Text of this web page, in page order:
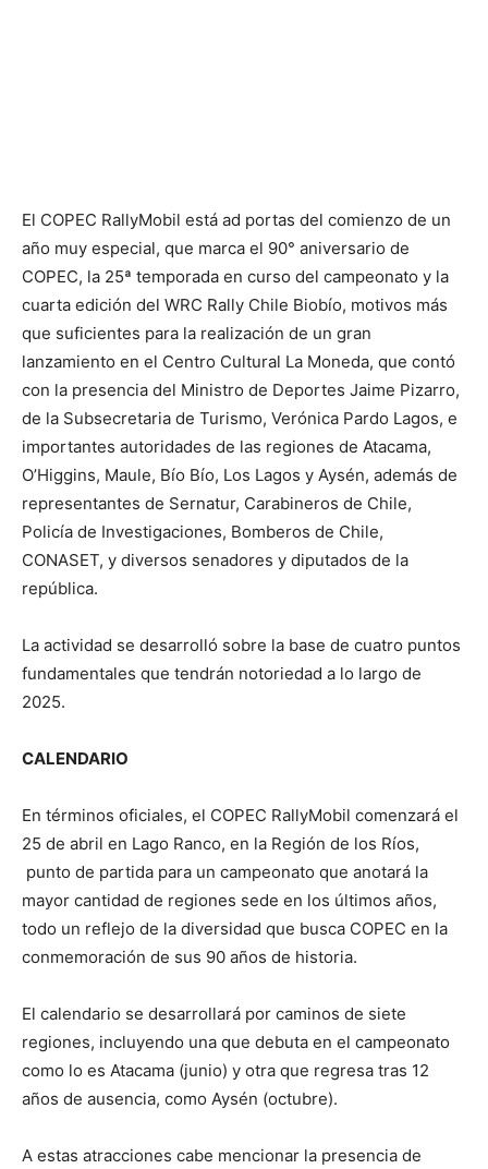
El COPEC RallyMobil está ad portas del comienzo de un
año muy especial, que marca el 90° aniversario de
COPEC, la 25ª temporada en curso del campeonato y la
cuarta edición del WRC Rally Chile Biobío, motivos más
que suficientes para la realización de un gran
lanzamiento en el Centro Cultural La Moneda, que contó
con la presencia del Ministro de Deportes Jaime Pizarro,
de la Subsecretaria de Turismo, Verónica Pardo Lagos, e
importantes autoridades de las regiones de Atacama,
O’Higgins, Maule, Bío Bío, Los Lagos y Aysén, además de
representantes de Sernatur, Carabineros de Chile,
Policía de Investigaciones, Bomberos de Chile,
CONASET, y diversos senadores y diputados de la
república.
La actividad se desarrolló sobre la base de cuatro puntos
fundamentales que tendrán notoriedad a lo largo de
2025.
CALENDARIO
En términos oficiales, el COPEC RallyMobil comenzará el
25 de abril en Lago Ranco, en la Región de los Ríos,
punto de partida para un campeonato que anotará la
mayor cantidad de regiones sede en los últimos años,
todo un reflejo de la diversidad que busca COPEC en la
conmemoración de sus 90 años de historia.
El calendario se desarrollará por caminos de siete
regiones, incluyendo una que debuta en el campeonato
como lo es Atacama (junio) y otra que regresa tras 12
años de ausencia, como Aysén (octubre).
A estas atracciones cabe mencionar la presencia de